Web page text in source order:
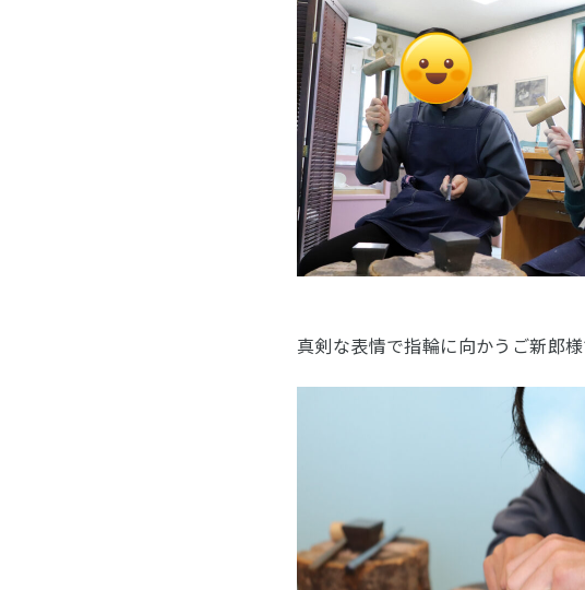
真剣な表情で指輪に向かうご新郎